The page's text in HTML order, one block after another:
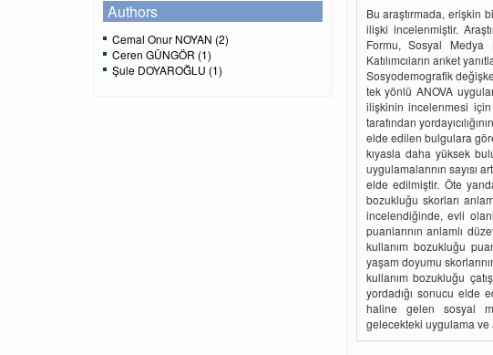
Authors
Cemal Onur NOYAN (2)
Ceren GÜNGÖR (1)
Şule DOYAROĞLU (1)
Bu araştırmada, erişkin
ilişki incelenmiştir.
Formu, Sosyal Medya
Katılımcıların anket
Sosyodemografik
tek yönlü ANOVA
ilişkinin incelenmesi
tarafından
elde edilen bulgulara
kıyasla daha yüksek
uygulamalarının sayısı
elde edilmiştir. Öte
bozukluğu skorları
incelendiğinde, evli
puanlarının anlamlı
kullanım bozukluğu
yaşam doyumu
kullanım bozukluğu
yordadığı sonucu elde
haline gelen sosyal
gelecekteki uygulama ve